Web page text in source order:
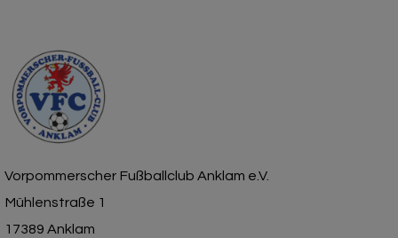
Vorpommerscher Fußballclub Anklam e.V.
Mühlenstraße 1
17389 Anklam